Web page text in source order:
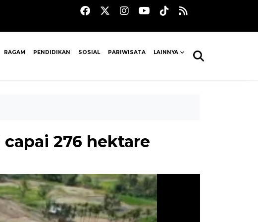
RAGAM PENDIDIKAN SOSIAL PARIWISATA LAINNYA
276 hektare